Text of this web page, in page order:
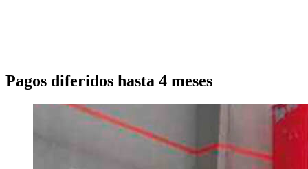
Pagos diferidos hasta 4 meses